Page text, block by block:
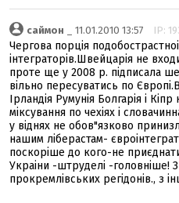
саймон _ 11.01.2010 13:57 IP:
Чергова порція
інтеграторів.Швейцарія не
проте ще у 2008 р. підписала
вільно пересуватись по
Ірландія Румунія Болгарія і
міксування по чехіях і
у віднях не обов"язково
нашим ліберастам-
поскоріше до кого-не
Украіни -штруделі -головніше!
прокремлівських регідонів., з